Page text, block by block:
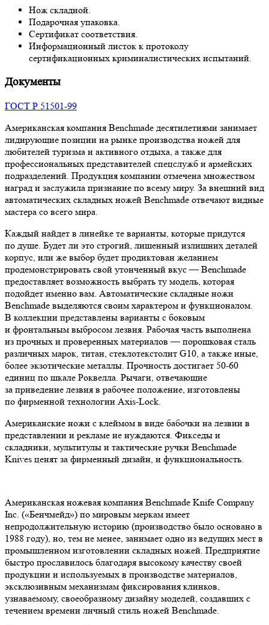
Нож складной.
Подарочная упаковка.
Сертификат соответствия.
Информационный листок к протоколу
сертификационных криминалистических испытаний.
Документы
ГОСТ Р 51501-99
Американская компания Benchmade десятилетиями занимает
лидирующие позиции на рынке производства ножей для
любителей туризма и активного отдыха, а также для
профессиональных представителей спецслужб и армейских
подразделений. Продукция компании отмечена множеством
наград и заслужила признание по всему миру. За внешний вид
автоматических складных ножей Benchmade отвечают видные
мастера со всего мира.
Каждый найдет в линейке те варианты, которые придутся
по душе. Будет ли это строгий, лишенный излишних деталей
корпус, или же выбор будет продиктован желанием
продемонстрировать свой утонченный вкус — Benchmade
предоставляет возможность выбрать ту модель, которая
подойдет именно вам. Автоматические складные ножи
Benchmade выделяются своим характером и функционалом.
В коллекции представлены варианты с боковым
и фронтальным выбросом лезвия. Рабочая часть выполнена
из прочных и проверенных материалов — порошковая сталь
различных марок, титан, стеклотекстолит G10, а также иные,
более экзотические металлы. Прочность достигает 50-60
единиц по шкале Роквелла. Рычаги, отвечающие
за приведение лезвия в рабочее положение, изготовлены
по фирменной технологии Axis-Lock.
Американские ножи с клеймом в виде бабочки на лезвии в
представлении и рекламе не нуждаются. Фикседы и
складники, мультитулы и тактические ручки Benchmade
Knives ценят за фирменный дизайн, и функциональность.
Американская ножевая компания Benchmade Knife Company
Inc. («Бенчмейд») по мировым меркам имеет
непродолжительную историю (производство было основано в
1988 году), но, тем не менее, занимает одно из ведущих мест в
промышленном изготовлении складных ножей. Предприятие
быстро прославилось благодаря высокому качеству своей
продукции и используемых в производстве материалов,
эксклюзивным механизмам фиксирования клинков,
узнаваемому, своеобразному дизайну моделей, создавших с
течением времени личный стиль ножей Benchmade.